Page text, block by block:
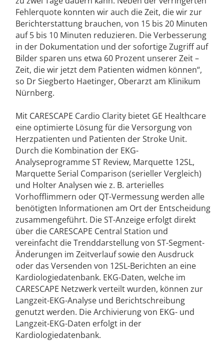
Fehlerquote konnten wir auch die Zeit, die wir zur
Berichterstattung brauchen, von 15 bis 20 Minuten
auf 5 bis 10 Minuten reduzieren. Die Verbesserung
in der Dokumentation und der sofortige Zugriff auf
Bilder sparen uns etwa 60 Prozent unserer Zeit –
Zeit, die wir jetzt dem Patienten widmen können“,
so Dr Siegberto Haetinger, Oberarzt am Klinikum
Nürnberg.
Mit CARESCAPE Cardio Clarity bietet GE Healthcare
eine optimierte Lösung für die Versorgung von
Herzpatienten und Patienten der Stroke Unit.
Durch die Kombination der EKG-
Analyseprogramme ST Review, Marquette 12SL,
Marquette Serial Comparison (serieller Vergleich)
und Holter Analysen wie z. B. arterielles
Vorhofflimmern oder QT-Vermessung werden alle
benötigten Informationen am Ort der Entscheidung
zusammengeführt. Die ST-Anzeige erfolgt direkt
über die CARESCAPE Central Station und
vereinfacht die Trenddarstellung von ST-Segment-
Änderungen im Zeitverlauf sowie den Ausdruck
oder das Versenden von 12SL-Berichten an eine
Kardiologiedatenbank. EKG-Daten, welche im
CARESCAPE Netzwerk verteilt wurden, können zur
Langzeit-EKG-Analyse und Berichtschreibung
genutzt werden. Die Archivierung von EKG- und
Langzeit-EKG-Daten erfolgt in der
Kardiologiedatenbank.